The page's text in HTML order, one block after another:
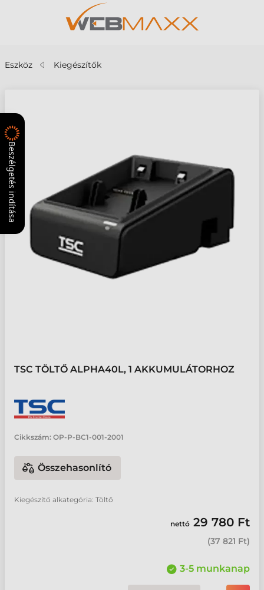
Eszköz Kiegészítők
TSC TÖLTŐ ALPHA40L, 1 AKKUMULÁTORHOZ
Cikkszám: OP-P-BC1-001-2001
Összehasonlító
Kiegészítő alkategória: Töltő
nettó 29 780 Ft
(37 821 Ft)
3-5 munkanap
Beszélgetés indítása